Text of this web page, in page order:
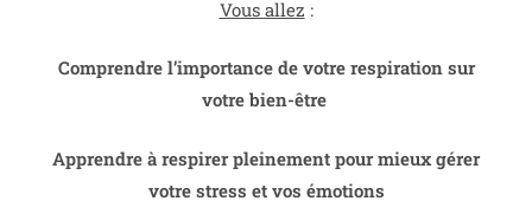
Vous allez :
Comprendre l’importance de votre respiration sur
votre bien-être
Apprendre à respirer pleinement pour mieux gérer
votre stress et vos émotions